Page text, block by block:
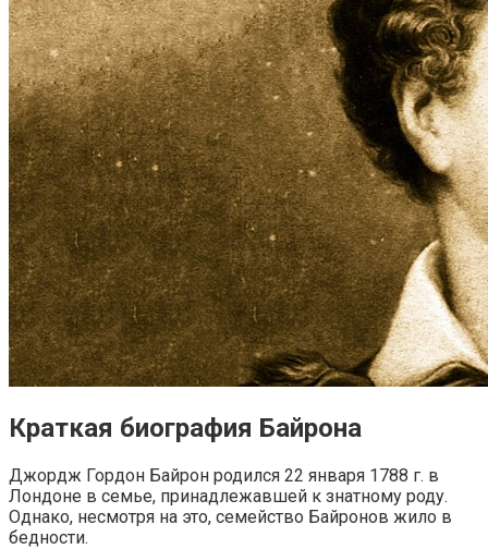
Краткая биография Байрона
Джордж Гордон Байрон родился 22 января 1788 г. в
Лондоне в семье, принадлежавшей к знатному роду.
Однако, несмотря на это, семейство Байронов жило в
бедности.